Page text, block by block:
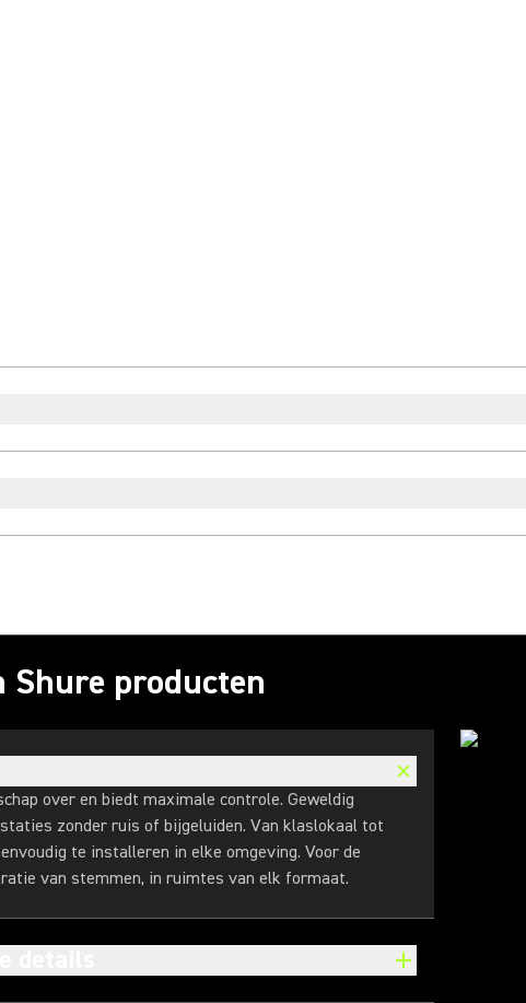
Shure producten
over en biedt maximale controle. Geweldig
zonder ruis of bijgeluiden. Van klaslokaal tot
te installeren in elke omgeving. Voor de
van stemmen, in ruimtes van elk formaat.